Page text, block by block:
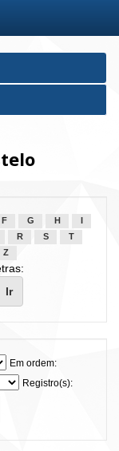
F G H
R S
T
Z
Em ordem:
Registro(s):